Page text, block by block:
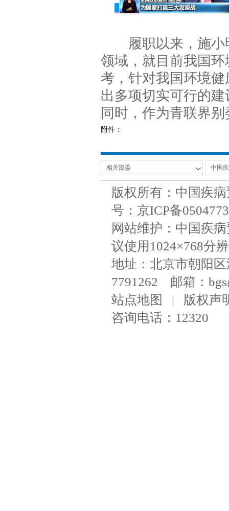
履职以来，施小
领域，就目前我国
考，针对我国环境
出多项切实可行的
同时，作为青联界
附件：
版权所有：中国疾
号：京ICP备
网站维护：中国疾
议使用1024×768分
地址：北京市朝阳
7791262 邮箱：
站点地图
| 版权声
咨询电话：12320